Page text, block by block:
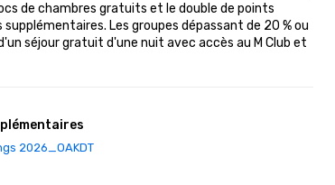
de chambres gratuits et le double de points
Les groupes dépassant de 20 % ou
séjour gratuit d'une nuit avec accès au M Club et
2026_OAKDT